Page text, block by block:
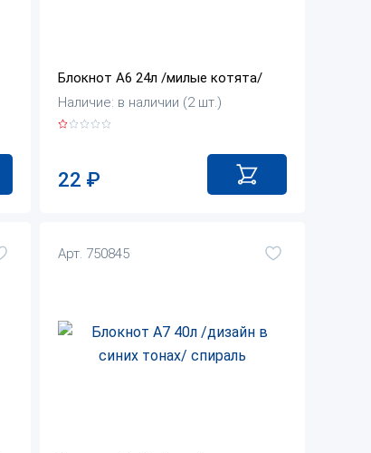
Блокнот А6 24л /милые котята/
Наличие: в наличии (2 шт.)
22 ₽
Арт. 750845